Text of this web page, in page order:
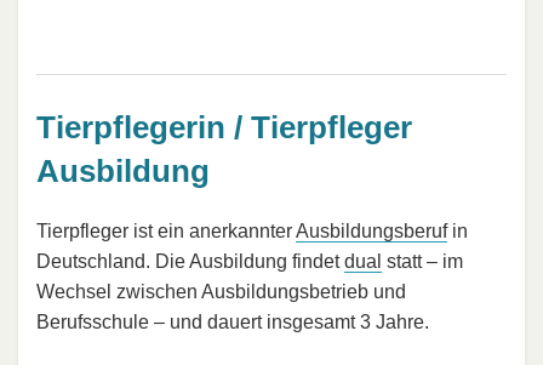
Tierpflegerin / Tierpfleger
Ausbildung
Tierpfleger ist ein anerkannterAusbildungsberufin
Deutschland. Die Ausbildung findetdual statt – im
Wechsel zwischen Ausbildungsbetrieb und
Berufsschule – und dauert insgesamt 3 Jahre.